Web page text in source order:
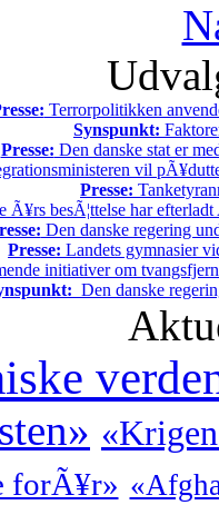
Terrorpolitikken
Synspunkt:
Presse: Den danske stat er
vil
Presse:
Ã¥rs besÃ¦ttelse har
Den danske regering
Presse: Landets gymnasier
initiativer om
Den danske
forÃ¥r»